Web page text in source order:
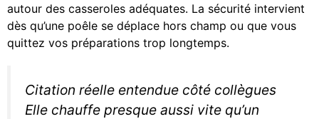
autour des casseroles adéquates. La sécurité intervient
dès qu’une poêle se déplace hors champ ou que vous
quittez vos préparations trop longtemps.
Citation réelle entendue côté collègues
Elle chauffe presque aussi vite qu’un